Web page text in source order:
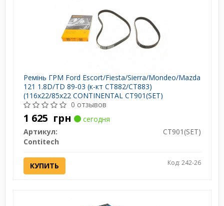
Ремінь ГРМ Ford Escort/Fiesta/Sierra/Mondeo/Mazda
121 1.8D/TD 89-03 (к-кт CT882/CT883)
(116x22/85x22 CONTINENTAL CT901(SET)
0 отзывов
1 625 грн
сегодня
Артикул:
CT901(SET)
Contitech
КУПИТЬ Код: 242-26